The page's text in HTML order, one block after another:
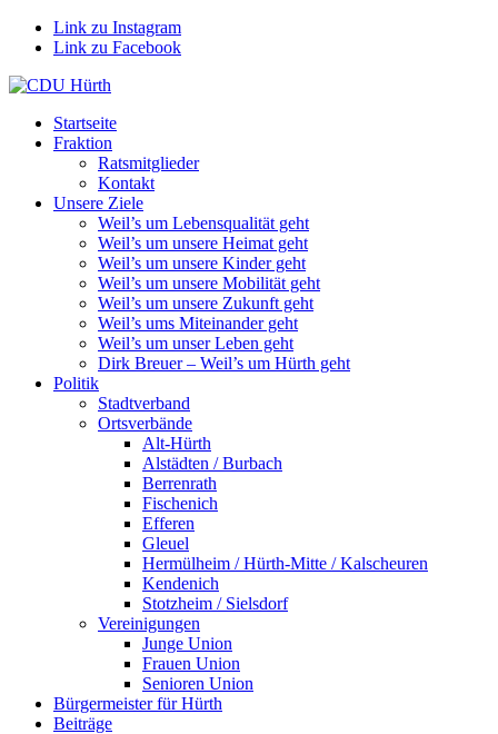
Link zu Instagram
Link zu Facebook
Startseite
Fraktion
Ratsmitglieder
Kontakt
Unsere Ziele
Weil’s um Lebensqualität geht
Weil’s um unsere Heimat geht
Weil’s um unsere Kinder geht
Weil’s um unsere Mobilität geht
Weil’s um unsere Zukunft geht
Weil’s ums Miteinander geht
Weil’s um unser Leben geht
Dirk Breuer – Weil’s um Hürth geht
Politik
Stadtverband
Ortsverbände
Alt-Hürth
Alstädten / Burbach
Berrenrath
Fischenich
Efferen
Gleuel
Hermülheim / Hürth-Mitte / Kalscheuren
Kendenich
Stotzheim / Sielsdorf
Vereinigungen
Junge Union
Frauen Union
Senioren Union
Bürgermeister für Hürth
Beiträge